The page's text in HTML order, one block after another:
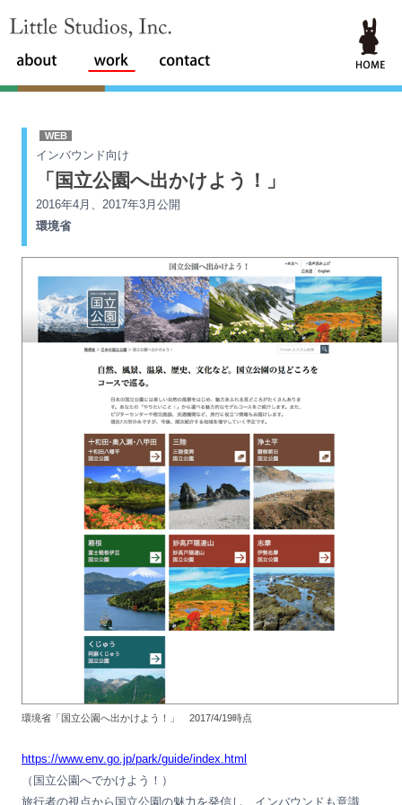
Little Studios, Inc.
WEB
インバウンド向け
「国立公園へ出かけよう！」
2016年4月、2017年3月公開
環境省
環境省「国立公園へ出かけよう！」 2017/4/19時点
https://www.env.go.jp/park/guide/index.html
（国立公園へでかけよう！）
旅行者の視点から国立公園の魅力を発信し、インバウンドも意識